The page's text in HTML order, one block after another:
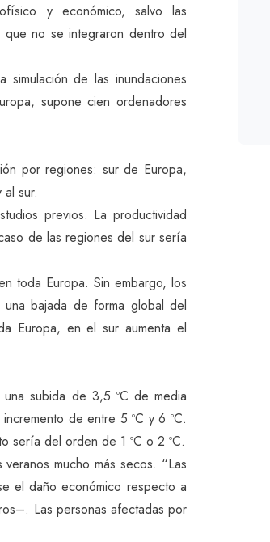
y económico, salvo las
no se integraron dentro del
de las inundaciones
supone cien ordenadores
por regiones: sur de Europa,
sur.
previos. La productividad
de las regiones del sur sería
toda Europa. Sin embargo, los
bajada de forma global del
Europa, en el sur aumenta el
subida de 3,5 ºC de media
de entre 5 ºC y 6 ºC.
sería del orden de 1 ºC o 2 ºC.
mucho más secos. “Las
el daño económico respecto a
Las personas afectadas por